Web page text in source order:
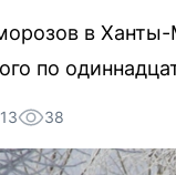
в
по
38